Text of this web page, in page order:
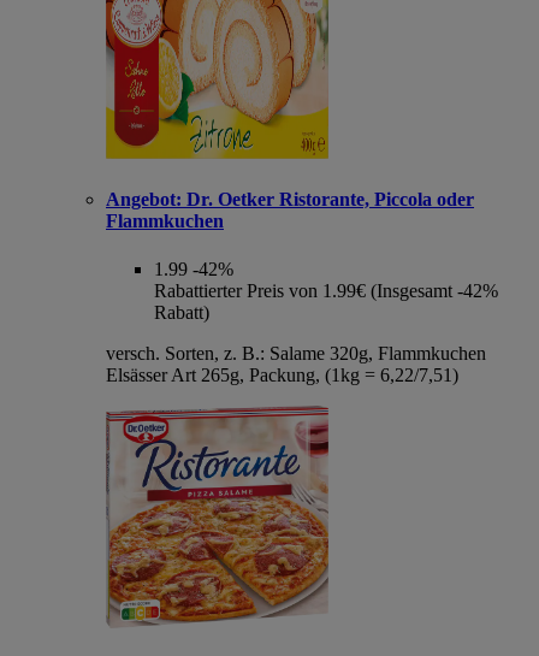
Angebot: Dr. Oetker Ristorante, Piccola oder
Flammkuchen
1.99 -42%
Rabattierter Preis von 1.99€ (Insgesamt -42%
Rabatt)
versch. Sorten, z. B.: Salame 320g, Flammkuchen
Elsässer Art 265g, Packung, (1kg = 6,22/7,51)